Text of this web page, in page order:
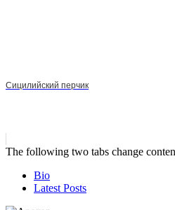
Сицилийский перчик
The following two tabs change
Bio
Latest Posts